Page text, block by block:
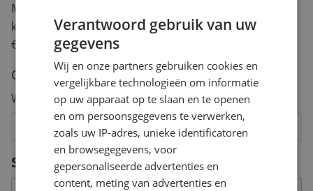
Specificaties
Met jouw mening help je andere bezoekers een betere
keuze te maken én maak je iedere maand kans op
€250,-!
Klik hier voor de actievoorwaarden.
Cijfer
Welk cijfer geef jij dit product?
7
5
Vraag 1 van 4
Verantwoord gebruik van uw
gegevens
Wij en onze partners gebruiken cookies en
vergelijkbare technologieën om informatie
op uw apparaat op te slaan en te openen
en om persoonsgegevens te verwerken,
zoals uw IP-adres, unieke identificatoren
en browsegegevens, voor
gepersonaliseerde advertenties en
content, meting van advertenties en